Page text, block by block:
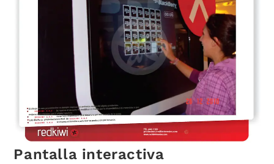
Pantalla interactiva